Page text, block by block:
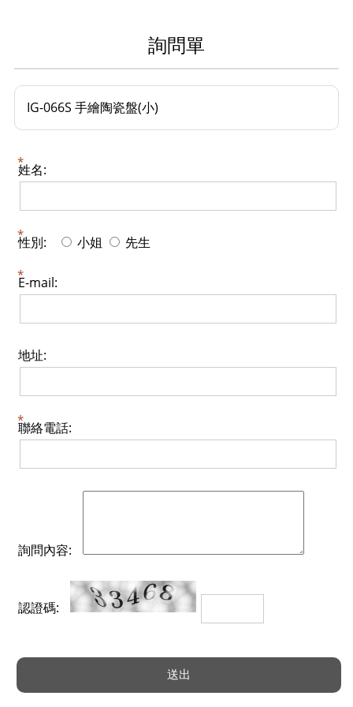
詢問單
IG-066S 手繪陶瓷盤(小)
姓名:
性別: 小姐 先生
E-mail:
地址:
聯絡電話:
詢問內容:
認證碼: